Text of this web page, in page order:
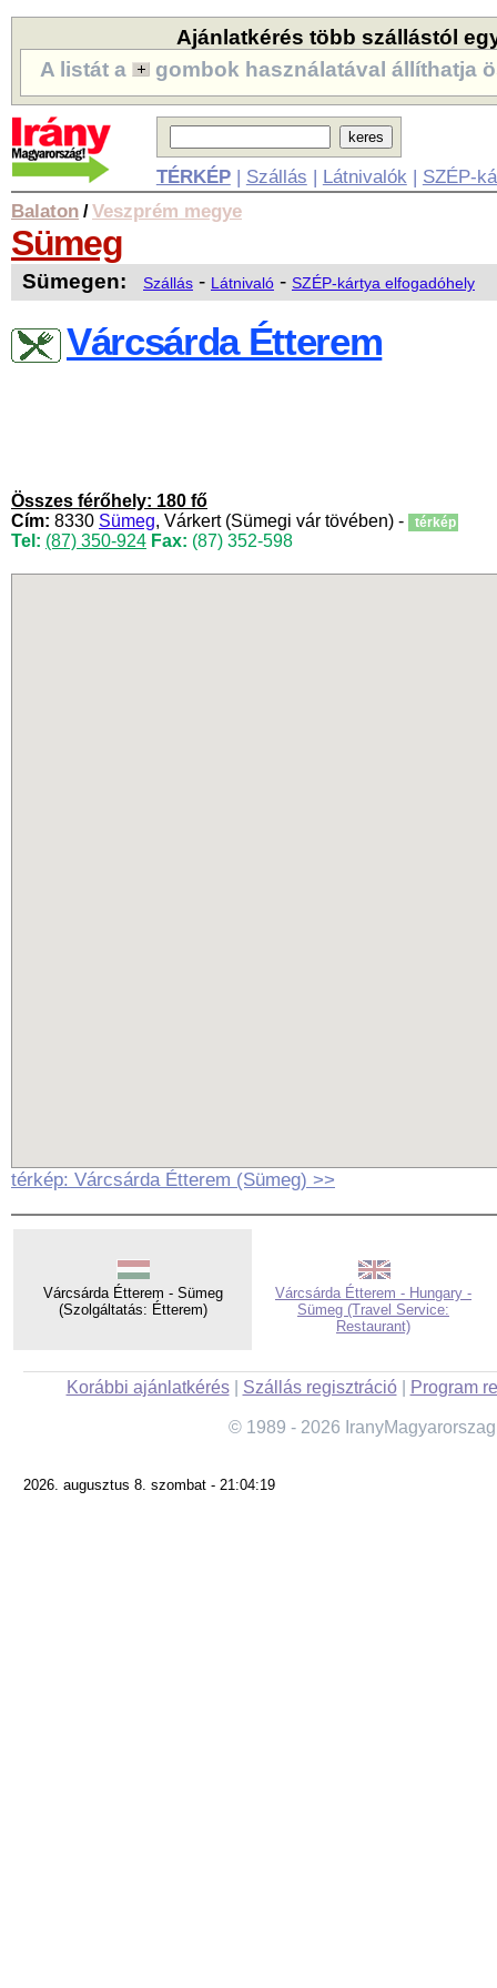
Ajánlatkérés több szállástól
A listát a
gombok használatával állíthatja
TÉRKÉP| Szállás | Látnivalók | SZÉP-
Balaton /Veszprém megye
Sümeg
Sümegen: Szállás - Látnivaló - SZÉP-kártya elfogadóhely
Várcsárda Étterem
Összes férőhely: 180 fő
Cím: 8330 Sümeg, Várkert (Sümegi vár tövében) - térkép
Tel: (87) 350-924 Fax: (87) 352-598
térkép: Várcsárda Étterem (Sümeg) >>
Várcsárda Étterem - Sümeg
(Szolgáltatás: Étterem)
Várcsárda Étterem - Hungary -
Sümeg (Travel Service:
Restaurant)
Korábbi ajánlatkérés| Szállás regisztráció| Program
© 1989 - 2026
2026. augusztus 8. szombat - 21:04:19